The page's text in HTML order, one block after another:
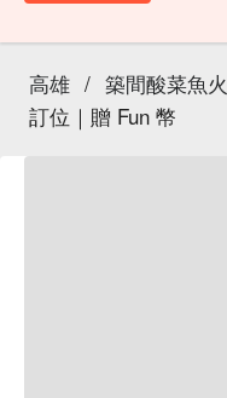
高雄 / 築間酸菜魚
訂位｜贈 Fun 幣